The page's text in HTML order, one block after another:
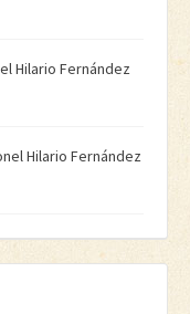
Hilario Fernández
Hilario Fernández